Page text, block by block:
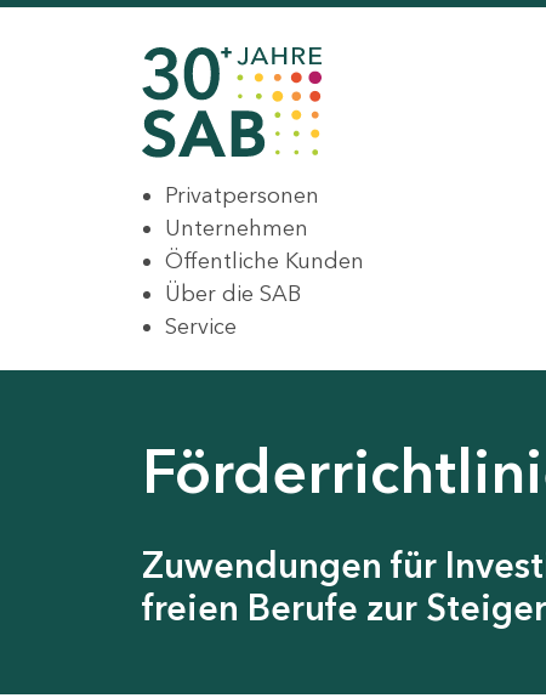
Privatpersonen
Unternehmen
Öffentliche Kunden
Über die SAB
Service
Zuwendungen für
freien Berufe zur